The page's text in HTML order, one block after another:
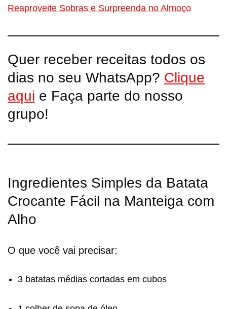
Reaproveite Sobras e Surpreenda no Almoço
Quer receber receitas todos os
dias no seu WhatsApp? Clique
aqui e Faça parte do nosso
grupo!
Ingredientes Simples da Batata
Crocante Fácil na Manteiga com
Alho
O que você vai precisar:
3 batatas médias cortadas em cubos